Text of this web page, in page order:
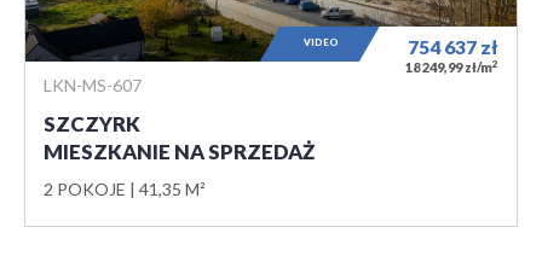
LKN-MS-607
SZCZYRK
MIESZKANIE NA SPRZEDAŻ
2 POKOJE 41,35 M²
754 637 zł
18 249,99 zł/m2
VIDEO